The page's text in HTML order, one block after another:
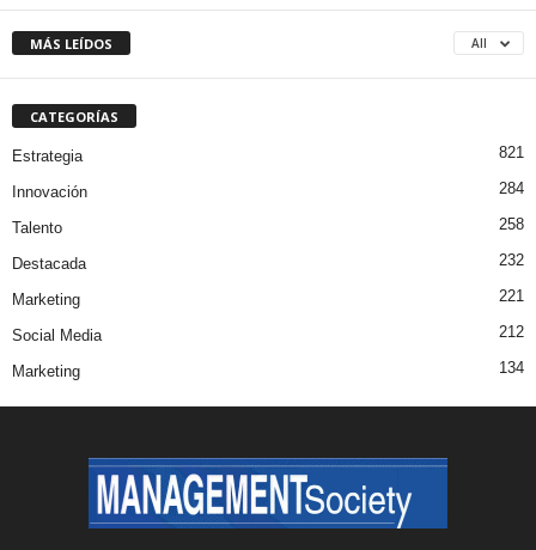
MÁS LEÍDOS All
CATEGORÍAS
Estrategia 821
Innovación 284
Talento 258
Destacada 232
Marketing 221
Social Media 212
Marketing 134